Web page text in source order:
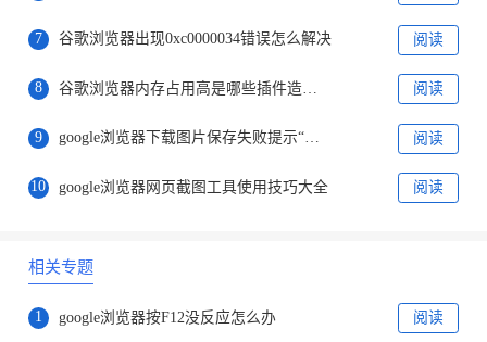
7 谷歌浏览器出现0xc0000034错误怎么解决 阅读
8 阅读
9 google浏览器下载图片保存失败提示“文件损坏”的解决方法 阅读
10 google浏览器网页截图工具使用技巧大全 阅读
相关专题
1 google浏览器按F12没反应怎么办 阅读